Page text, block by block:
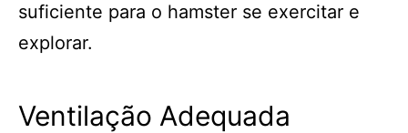
suficiente para o hamster se exercitar e
explorar.
Ventilação Adequada